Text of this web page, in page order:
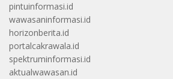
pintuinformasi.id
wawasaninformasi.id
horizonberita.id
portalcakrawala.id
spektruminformasi.id
aktualwawasan.id